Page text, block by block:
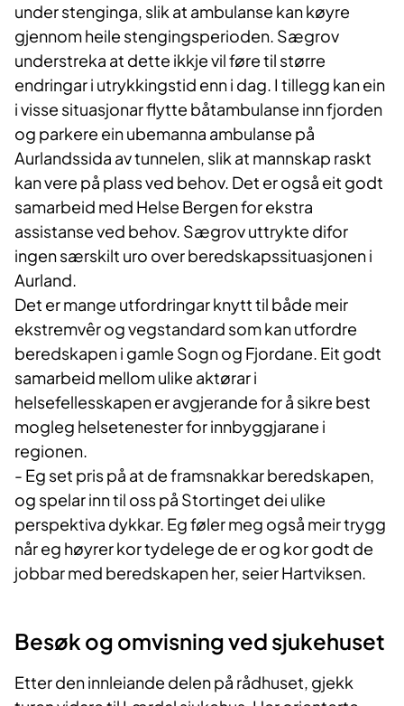
under stenginga, slik at ambulanse kan køyre
gjennom heile stengingsperioden. Sægrov
understreka at dette ikkje vil føre til større
endringar i utrykkingstid enn i dag. I tillegg kan ein
i visse situasjonar flytte båtambulanse inn fjorden
og parkere ein ubemanna ambulanse på
Aurlandssida av tunnelen, slik at mannskap raskt
kan vere på plass ved behov. Det er også eit godt
samarbeid med Helse Bergen for ekstra
assistanse ved behov. Sægrov uttrykte difor
ingen særskilt uro over beredskapssituasjonen i
Aurland.
Det er mange utfordringar knytt til både meir
ekstremvêr og vegstandard som kan utfordre
beredskapen i gamle Sogn og Fjordane. Eit godt
samarbeid mellom ulike aktørar i
helsefellesskapen er avgjerande for å sikre best
mogleg helsetenester for innbyggjarane i
regionen.
- Eg set pris på at de framsnakkar beredskapen,
og spelar inn til oss på Stortinget dei ulike
perspektiva dykkar. Eg føler meg også meir trygg
når eg høyrer kor tydelege de er og kor godt de
jobbar med beredskapen her, seier Hartviksen.
Besøk og omvisning ved sjukehuset
Etter den innleiande delen på rådhuset, gjekk